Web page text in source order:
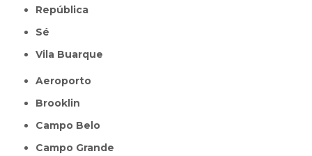
República
Sé
Vila Buarque
Aeroporto
Brooklin
Campo Belo
Campo Grande